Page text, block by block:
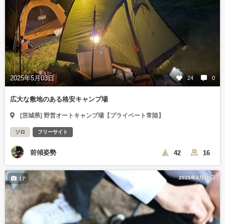
2025年5月03日 24 0
広大な敷地のある格安キャンプ場
[茨城県] 野営オートキャンプ場【プライベート常陸】
ソロ フリーサイト
前傾姿勢 42 16
2025年4月30日
17